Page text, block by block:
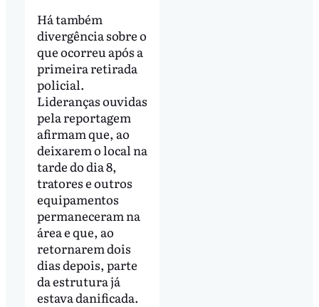
Há também
divergência sobre o
que ocorreu após a
primeira retirada
policial.
Lideranças ouvidas
pela reportagem
afirmam que, ao
deixarem o local na
tarde do dia 8,
tratores e outros
equipamentos
permaneceram na
área e que, ao
retornarem dois
dias depois, parte
da estrutura já
estava danificada.